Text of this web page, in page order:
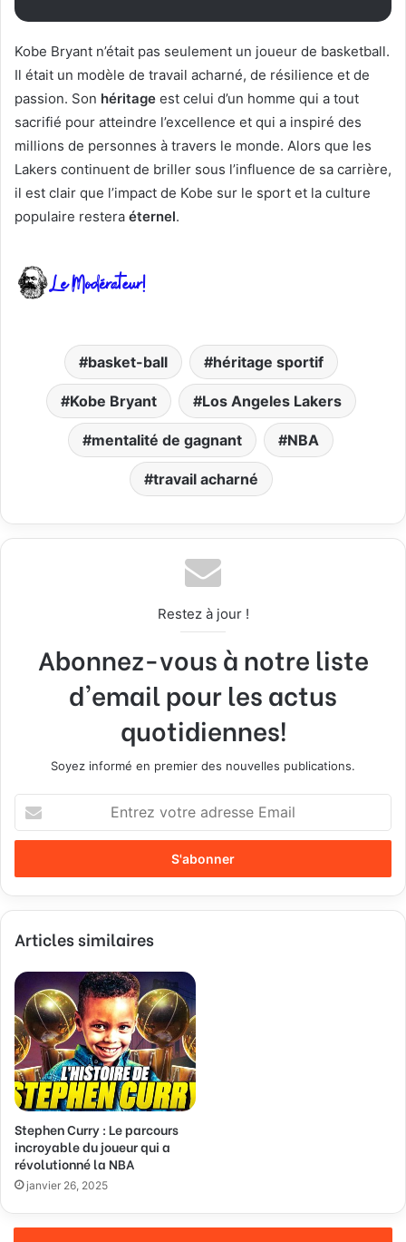
Kobe Bryant n’était pas seulement un joueur de basketball.
Il était un modèle de travail acharné, de résilience et de
passion. Son héritage est celui d’un homme qui a tout
sacrifié pour atteindre l’excellence et qui a inspiré des
millions de personnes à travers le monde. Alors que les
Lakers continuent de briller sous l’influence de sa carrière,
il est clair que l’impact de Kobe sur le sport et la culture
populaire restera éternel.
basket-ball héritage sportif
Kobe Bryant Los Angeles Lakers
mentalité de gagnant NBA
travail acharné
Restez à jour !
Abonnez-vous à notre liste
d'email pour les actus
quotidiennes!
Soyez informé en premier des nouvelles publications.
t
e
z
o
r
a
d
r
e
s
s
e
E
m
a
Articles similaires
Stephen Curry : Le parcours
incroyable du joueur qui a
révolutionné la NBA
janvier 26, 2025